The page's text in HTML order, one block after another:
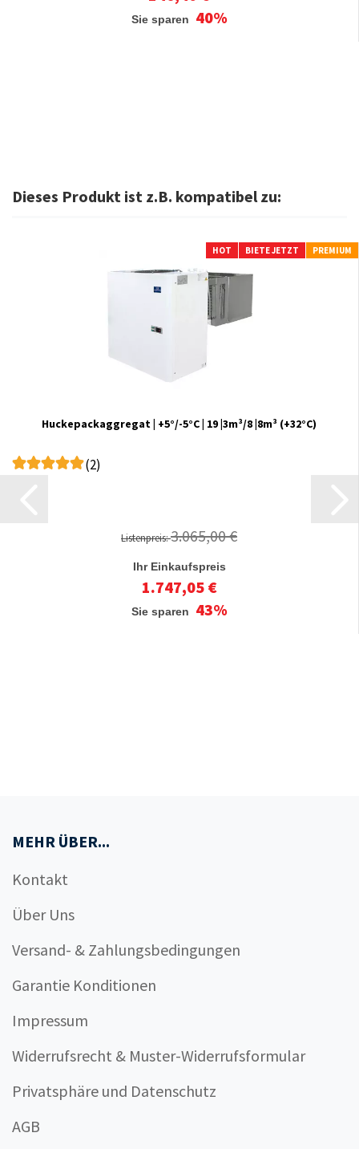
Sie sparen 40%
Dieses Produkt ist z.B. kompatibel zu:
HOT BIETE JETZT PREMIUM
Huckepackaggregat | +5°/-5°C | 19 |3m³/8 |8m³ (+32°C)
(2)
Listenpreis:3.065,00 €
Ihr Einkaufspreis
1.747,05 €
Sie sparen 43%
MEHR ÜBER...
Kontakt
Über Uns
Versand- & Zahlungsbedingungen
Garantie Konditionen
Impressum
Widerrufsrecht & Muster-Widerrufsformular
Privatsphäre und Datenschutz
AGB